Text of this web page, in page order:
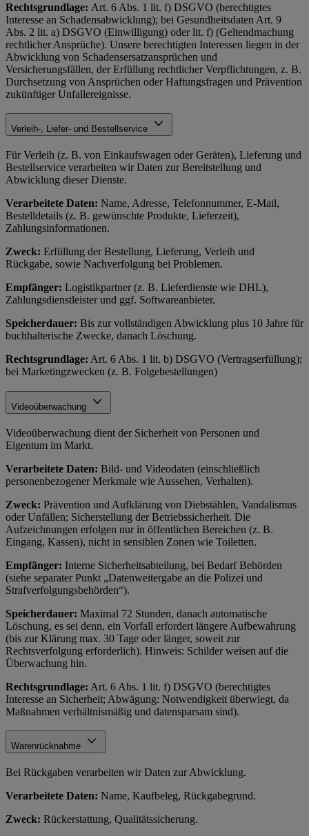
Rechtsgrundlage: Art. 6 Abs. 1 lit. f) DSGVO (berechtigtes
Interesse an Schadensabwicklung); bei Gesundheitsdaten Art. 9
Abs. 2 lit. a) DSGVO (Einwilligung) oder lit. f) (Geltendmachung
rechtlicher Ansprüche). Unsere berechtigten Interessen liegen in der
Abwicklung von Schadensersatzansprüchen und
Versicherungsfällen, der Erfüllung rechtlicher Verpflichtungen, z. B.
Durchsetzung von Ansprüchen oder Haftungsfragen und Prävention
zukünftiger Unfallereignisse.
Verleih-, Liefer- und Bestellservice
Für Verleih (z. B. von Einkaufswagen oder Geräten), Lieferung und
Bestellservice verarbeiten wir Daten zur Bereitstellung und
Abwicklung dieser Dienste.
Verarbeitete Daten: Name, Adresse, Telefonnummer, E-Mail,
Bestelldetails (z. B. gewünschte Produkte, Lieferzeit),
Zahlungsinformationen.
Zweck: Erfüllung der Bestellung, Lieferung, Verleih und
Rückgabe, sowie Nachverfolgung bei Problemen.
Empfänger: Logistikpartner (z. B. Lieferdienste wie DHL),
Zahlungsdienstleister und ggf. Softwareanbieter.
Speicherdauer: Bis zur vollständigen Abwicklung plus 10 Jahre für
buchhalterische Zwecke, danach Löschung.
Rechtsgrundlage: Art. 6 Abs. 1 lit. b) DSGVO (Vertragserfüllung);
bei Marketingzwecken (z. B. Folgebestellungen)
Videoüberwachung
Videoüberwachung dient der Sicherheit von Personen und
Eigentum im Markt.
Verarbeitete Daten: Bild- und Videodaten (einschließlich
personenbezogener Merkmale wie Aussehen, Verhalten).
Zweck: Prävention und Aufklärung von Diebstählen, Vandalismus
oder Unfällen; Sicherstellung der Betriebssicherheit. Die
Aufzeichnungen erfolgen nur in öffentlichen Bereichen (z. B.
Eingang, Kassen), nicht in sensiblen Zonen wie Toiletten.
Empfänger: Interne Sicherheitsabteilung, bei Bedarf Behörden
(siehe separater Punkt „Datenweitergabe an die Polizei und
Strafverfolgungsbehörden“).
Speicherdauer: Maximal 72 Stunden, danach automatische
Löschung, es sei denn, ein Vorfall erfordert längere Aufbewahrung
(bis zur Klärung max. 30 Tage oder länger, soweit zur
Rechtsverfolgung erforderlich). Hinweis: Schilder weisen auf die
Überwachung hin.
Rechtsgrundlage: Art. 6 Abs. 1 lit. f) DSGVO (berechtigtes
Interesse an Sicherheit; Abwägung: Notwendigkeit überwiegt, da
Maßnahmen verhältnismäßig und datensparsam sind).
Warenrücknahme
Bei Rückgaben verarbeiten wir Daten zur Abwicklung.
Verarbeitete Daten: Name, Kaufbeleg, Rückgabegrund.
Zweck: Rückerstattung, Qualitätssicherung.